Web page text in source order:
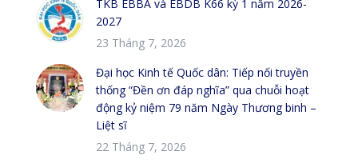
TKB EBBA và EBDB K66 kỳ 1 năm 2026-
2027
23 Tháng 7, 2026
Đại học Kinh tế Quốc dân: Tiếp nối truyền
thống “Đền ơn đáp nghĩa” qua chuỗi hoạt
động kỷ niệm 79 năm Ngày Thương binh –
Liệt sĩ
22 Tháng 7, 2026